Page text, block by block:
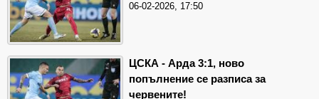
06-02-2026, 17:50
ЦСКА - Арда 3:1, ново
попълнение се разписа за
червените!